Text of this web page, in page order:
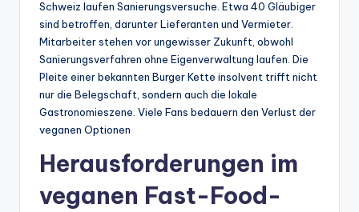
Schweiz laufen Sanierungsversuche. Etwa 40 Gläubiger
sind betroffen, darunter Lieferanten und Vermieter.
Mitarbeiter stehen vor ungewisser Zukunft, obwohl
Sanierungsverfahren ohne Eigenverwaltung laufen. Die
Pleite einer bekannten Burger Kette insolvent trifft nicht
nur die Belegschaft, sondern auch die lokale
Gastronomieszene. Viele Fans bedauern den Verlust der
veganen Optionen
Herausforderungen im
veganen Fast-Food-